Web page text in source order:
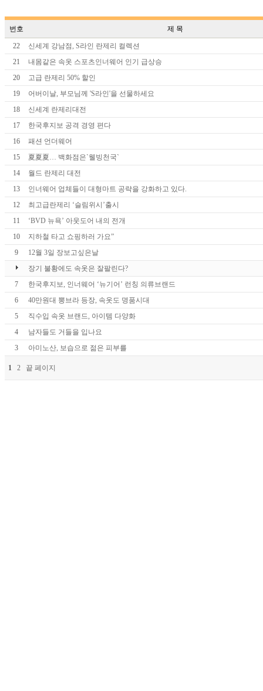
번호 제 목
22
신세계 강남점, S라인 란제리 컬렉션
21
내몸같은 속옷 스포츠인너웨어 인기 급상승
20
고급 란제리 50% 할인
19
어버이날, 부모님께 'S라인'을 선물하세요
18
신세계 란제리대전
17
한국후지보 공격 경영 편다
16
패션 언더웨어
15
夏夏夏… 백화점은`웰빙천국`
14
월드 란제리 대전
13
인너웨어 업체들이 대형마트 공략을 강화하고 있다.
12
최고급란제리 ‘슬림위시’출시
11
‘BVD 뉴욕’ 아웃도어 내의 전개
10
지하철 타고 쇼핑하러 가요”
9
12월 3일 장보고싶은날
장기 불황에도 속옷은 잘팔린다?
7
한국후지보, 인너웨어 ‘뉴기어’ 런칭 의류브랜드
6
40만원대 뽕브라 등장, 속옷도 명품시대
5
직수입 속옷 브랜드, 아이템 다양화
4
남자들도 거들을 입나요
3
아미노산, 보습으로 젊은 피부를
1 2 끝 페이지